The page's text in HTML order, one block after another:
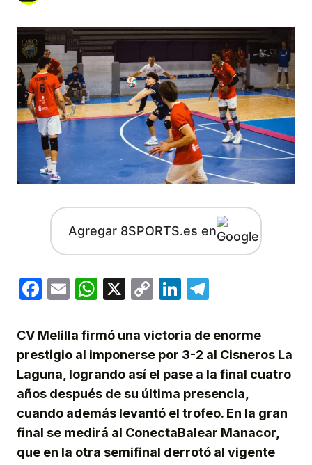
Agregar 8SPORTS.es en
Facebook
EmailWhatsApp
X
CopyLinkedIn
CV Melilla firmó una victoria de enorme
prestigio al imponerse por 3-2 al Cisneros La
Laguna, logrando así el pase a la final cuatro
años después de su última presencia,
cuando además levantó el trofeo. En la gran
final se medirá al ConectaBalear Manacor,
que en la otra semifinal derrotó al vigente